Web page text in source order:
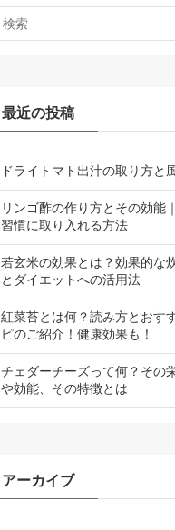
最近の投稿
ドライトマト出汁の取り方と
リンゴ酢の作り方とその効能
習慣に取り入れる方法
若玄米の効果とは？効果的な
とダイエットへの活用法
紅菜苔とは何？読み方とおす
ピのご紹介！健康効果も！
チェダーチーズって何？その
や効能、その特徴とは
アーカイブ